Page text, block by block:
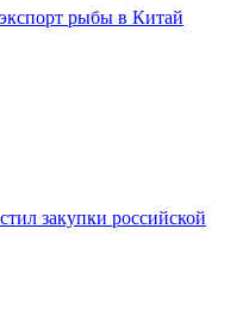
рыбы в Китай
закупки российской